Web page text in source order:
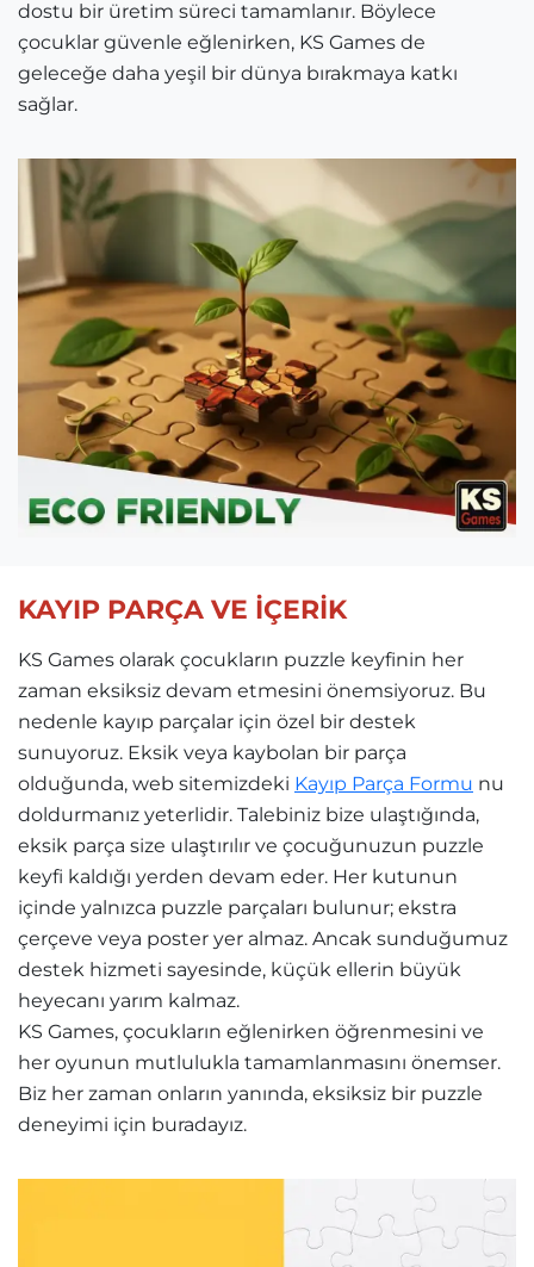
dostu bir üretim süreci tamamlanır. Böylece
çocuklar güvenle eğlenirken, KS Games de
geleceğe daha yeşil bir dünya bırakmaya katkı
sağlar.
KAYIP PARÇA VE İÇERİK
KS Games olarak çocukların puzzle keyfinin her
zaman eksiksiz devam etmesini önemsiyoruz. Bu
nedenle kayıp parçalar için özel bir destek
sunuyoruz. Eksik veya kaybolan bir parça
olduğunda, web sitemizdeki Kayıp Parça Formu nu
doldurmanız yeterlidir. Talebiniz bize ulaştığında,
eksik parça size ulaştırılır ve çocuğunuzun puzzle
keyfi kaldığı yerden devam eder. Her kutunun
içinde yalnızca puzzle parçaları bulunur; ekstra
çerçeve veya poster yer almaz. Ancak sunduğumuz
destek hizmeti sayesinde, küçük ellerin büyük
heyecanı yarım kalmaz.
KS Games, çocukların eğlenirken öğrenmesini ve
her oyunun mutlulukla tamamlanmasını önemser.
Biz her zaman onların yanında, eksiksiz bir puzzle
deneyimi için buradayız.